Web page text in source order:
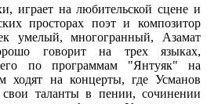
играет на любительской сцене и
просторах поэт и композитор
умелый, многогранный, Азамат
говорит на трех языках,
по программам "Янтуяк" на
ходят на концерты, где Усманов
таланты в пении, сочинении